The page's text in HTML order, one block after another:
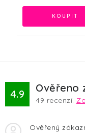
4.9 Ověřeno
49 recenzí.
Ověřený